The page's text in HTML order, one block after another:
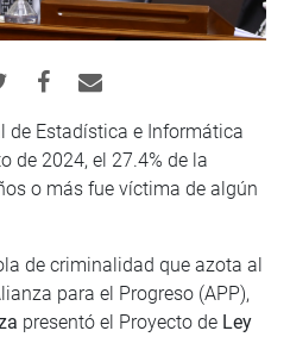
de Estadística e Informática
de 2024, el 27.4% de la
o más fue víctima de algún
de criminalidad que azota al
para el Progreso (APP),
presentó el Proyecto de Ley